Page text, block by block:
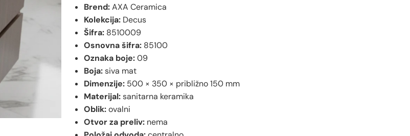
Brend:AXA Ceramica
Kolekcija: Decus
Šifra: 8510009
Osnovna šifra: 85100
Oznaka boje:09
Boja:siva mat
Dimenzije: 500 × 350 × približno 150 mm
Materijal:sanitarna keramika
Oblik:ovalni
Otvor za preliv: nema